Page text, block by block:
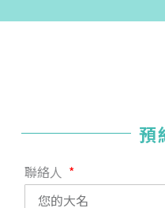
預
聯絡人